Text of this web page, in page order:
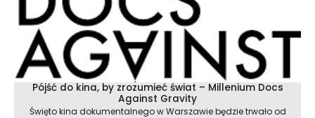
Pójść do kina, by zrozumieć świat – Millenium Docs
Against Gravity
Święto kina dokumentalnego w Warszawie będzie trwało od